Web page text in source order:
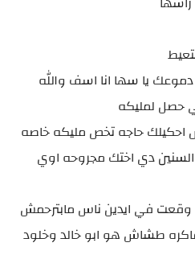
يا سها انا اسف والله
حصل لمليكه
احكيلك حاجه تخص مليكه خاصه
دي اختك مجروحه اوي
في ايدين ناس مابترحمش
طشاش هو ابو خالد وخلود